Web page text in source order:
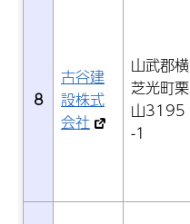
8
古谷建
設株式
会社
山武郡横
芝光町栗
山3195
-1